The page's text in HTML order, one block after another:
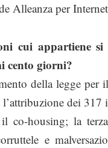
Alleanza per
cui appartiene si
cento giorni?
della legge per
dei
co-housing; la
e